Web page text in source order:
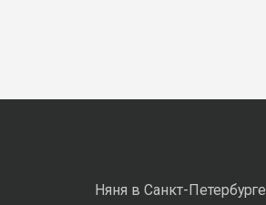
Няня в Санкт-Петербурге